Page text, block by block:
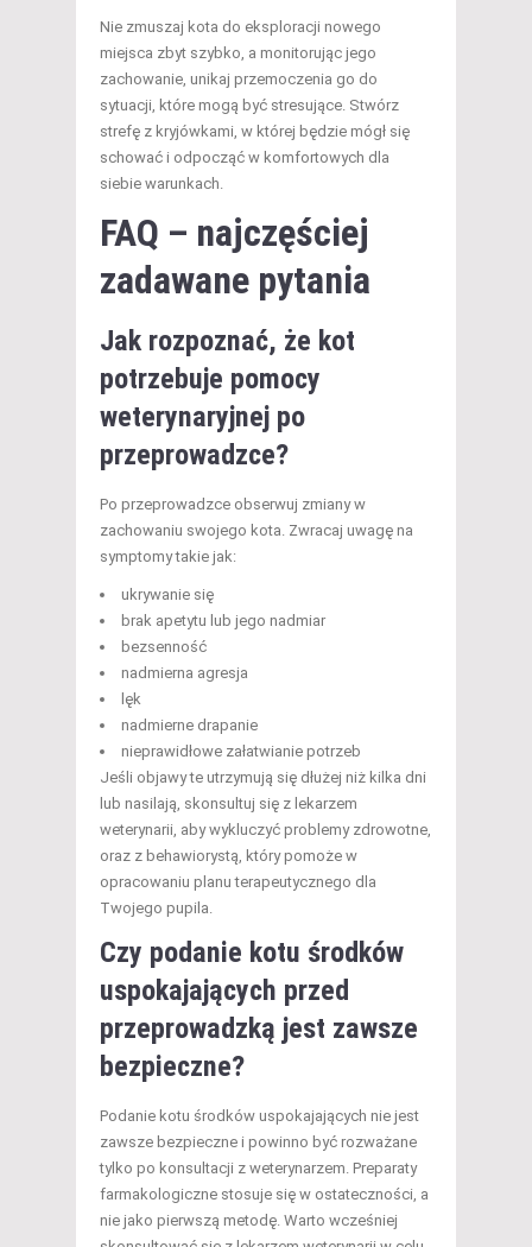
Nie zmuszaj kota do eksploracji nowego
miejsca zbyt szybko, a monitorując jego
zachowanie, unikaj przemoczenia go do
sytuacji, które mogą być stresujące. Stwórz
strefę z kryjówkami, w której będzie mógł się
schować i odpocząć w komfortowych dla
siebie warunkach.
FAQ – najczęściej
zadawane pytania
Jak rozpoznać, że kot
potrzebuje pomocy
weterynaryjnej po
przeprowadzce?
Po przeprowadzce obserwuj zmiany w
zachowaniu swojego kota. Zwracaj uwagę na
symptomy takie jak:
ukrywanie się
brak apetytu lub jego nadmiar
bezsenność
nadmierna agresja
lęk
nadmierne drapanie
nieprawidłowe załatwianie potrzeb
Jeśli objawy te utrzymują się dłużej niż kilka dni
lub nasilają, skonsultuj się z lekarzem
weterynarii, aby wykluczyć problemy zdrowotne,
oraz z behawiorystą, który pomoże w
opracowaniu planu terapeutycznego dla
Twojego pupila.
Czy podanie kotu środków
uspokajających przed
przeprowadzką jest zawsze
bezpieczne?
Podanie kotu środków uspokajających nie jest
zawsze bezpieczne i powinno być rozważane
tylko po konsultacji z weterynarzem. Preparaty
farmakologiczne stosuje się w ostateczności, a
nie jako pierwszą metodę. Warto wcześniej